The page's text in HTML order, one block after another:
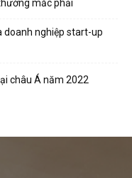
mắc phải
doanh nghiệp start-up
châu Á năm 2022